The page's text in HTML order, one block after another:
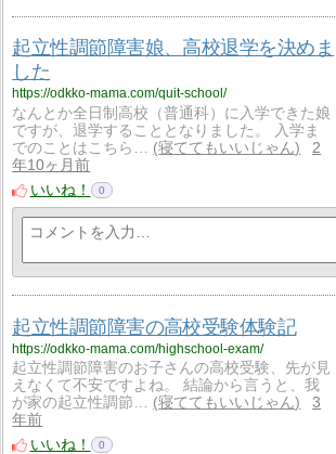
起立性調節障害娘、高校退学を決めま
した
https://odkko-mama.com/quit-school/
なんとか全日制高校（普通科）に入学できた娘
ですが、退学することとなりました。 入学ま
でのことはこちら…
寝ててもいいじゃん
2
年10ヶ月前
いいね！
0
起立性調節障害の高校受験体験記
https://odkko-mama.com/highschool-exam/
起立性調節障害のお子さんの高校受験、先が見
えなくて不安ですよね。 結論から言うと、我
が家の起立性調節…
寝ててもいいじゃん
3
年前
いいね！
0